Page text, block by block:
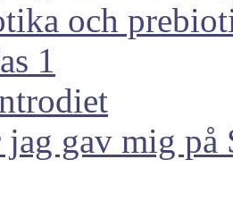
och
1
gav mig på